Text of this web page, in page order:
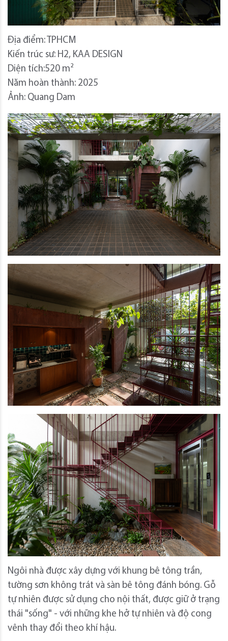
Địa điểm: TPHCM
Kiến trúc sư: H2, KAA DESIGN
Diện tích:520 m²
Năm hoàn thành: 2025
Ảnh: Quang Dam
Ngôi nhà được xây dựng với khung bê tông trần,
tường sơn không trát và sàn bê tông đánh bóng. Gỗ
tự nhiên được sử dụng cho nội thất, được giữ ở trạng
thái "sống" - với những khe hở tự nhiên và độ cong
vênh thay đổi theo khí hậu.